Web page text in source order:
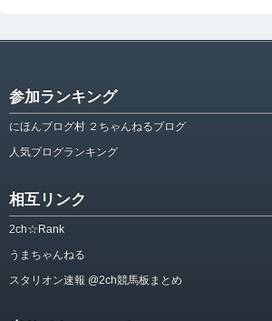
参加ランキング
にほんブログ村 ２ちゃんねるブログ
人気ブログランキング
相互リンク
2ch☆Rank
うまちゃんねる
スタリオン速報 @2ch競馬板まとめ